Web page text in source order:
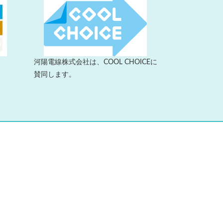
河陽電線株式会社は、COOL CHOICEに
賛同します。